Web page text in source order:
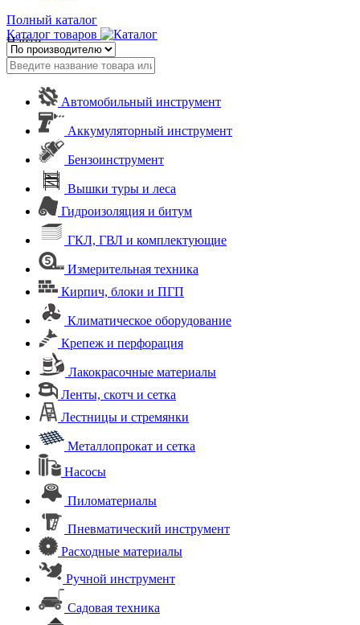
Полный каталог
Каталог товаров
Найти
Автомобильный инструмент
Аккумуляторный инструмент
Бензоинструмент
Вышки туры и леса
Гидроизоляция и битум
ГКЛ, ГВЛ и комплектующие
Измерительная техника
Кирпич, блоки и ПГП
Климатическое оборудование
Крепеж и перфорация
Лакокрасочные материалы
Ленты, скотч и сетка
Лестницы и стремянки
Металлопрокат и сетка
Насосы
Пиломатериалы
Пневматический инструмент
Расходные материалы
Ручной инструмент
Садовая техника